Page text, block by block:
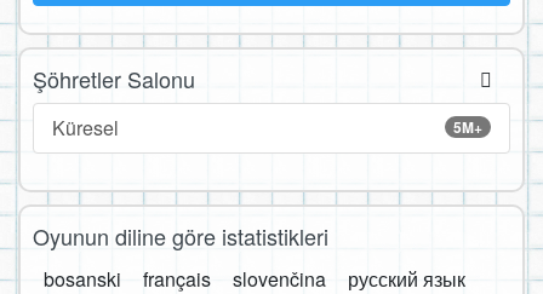
Şöhretler Salonu
5M+
Küresel
Oyunun diline göre istatistikleri
bosanski français slovenčina
русский язык